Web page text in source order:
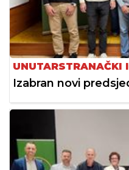
UNUTARSTRANAČKI
Izabran novi